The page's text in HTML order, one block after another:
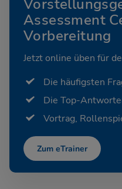
Assessment
Vorbereitung
Jetzt online üben für
Die häufigsten
Die Top-
Vortrag,
Zum eTrainer